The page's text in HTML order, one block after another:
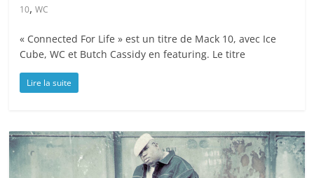
10,WC
« Connected For Life » est un titre de Mack 10, avec Ice
Cube, WC et Butch Cassidy en featuring. Le titre
Lire la suite